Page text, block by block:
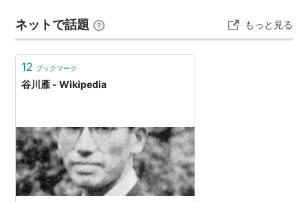
阿宇谷蹴人（あじや・けると）
その他
上京後1967年から1979年までラボ教育センターの草創
だ・こぶに)の制作に心血を注いだ。
主な著作
[単著]
様々な本やZINEをWEBショップはもちろ ん、全国各地の
ブックイベントで売りまくる。…
ネットで話題 もっと見る
12 ブックマーク
谷川雁 - Wikipedia